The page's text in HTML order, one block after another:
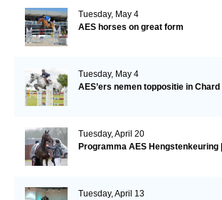
Tuesday, May 4
AES horses on great form
Tuesday, May 4
AES’ers nemen toppositie in Chard
Tuesday, April 20
Programma AES Hengstenkeuring
Tuesday, April 13